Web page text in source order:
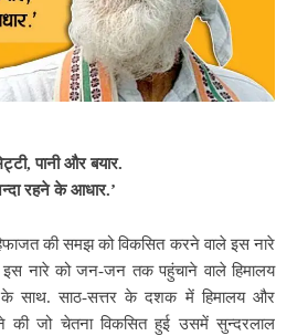
पानी और बयार.
रहने के आधार.’
की समझ को विकसित करने वाले इस नारे
नारे को जन-जन तक पहुंचाने वाले हिमालय
के साथ. साठ-सत्तर के दशक में हिमालय और
की जो चेतना विकसित हुई उसमें सुन्दरलाल